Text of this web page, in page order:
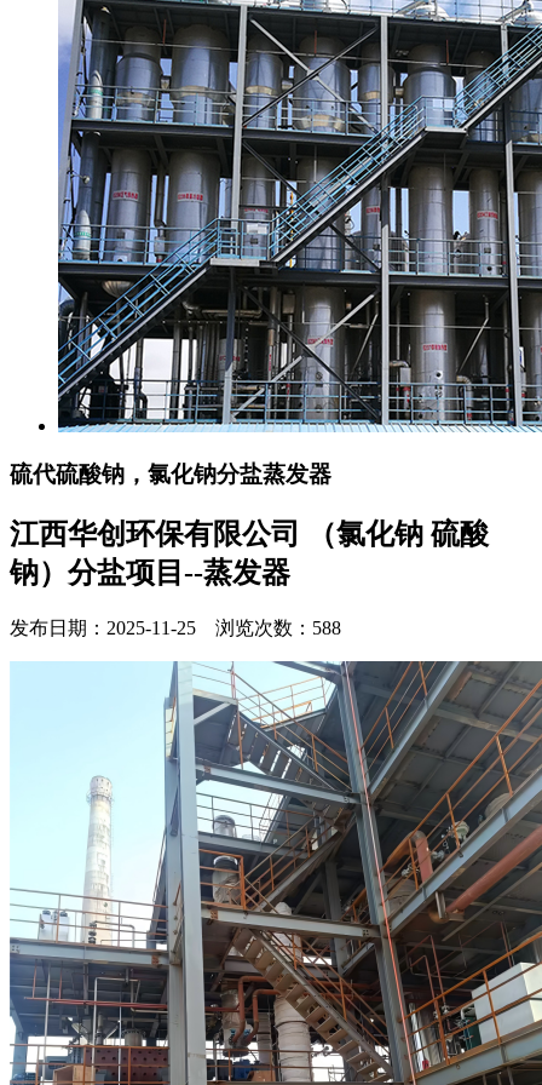
硫代硫酸钠，氯化钠分盐蒸发器
江西华创环保有限公司 （氯化钠 硫酸
钠）分盐项目--蒸发器
发布日期：2025-11-25 浏览次数：588